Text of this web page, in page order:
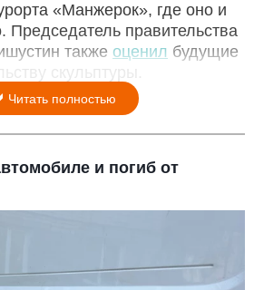
«Манжерок», где оно и
Председатель правительства
также оценил будущие
скульптуры.
Читать полностью
и погиб от